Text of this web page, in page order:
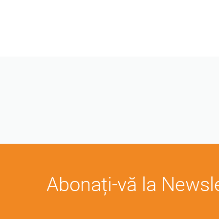
Abonați-vă la